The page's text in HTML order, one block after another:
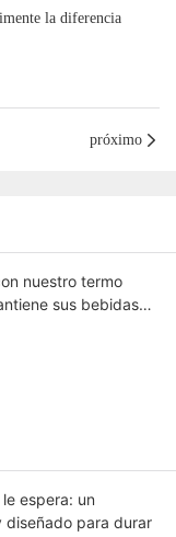
la diferencia
próximo
nuestro termo
sus bebidas
espera: un
para durar